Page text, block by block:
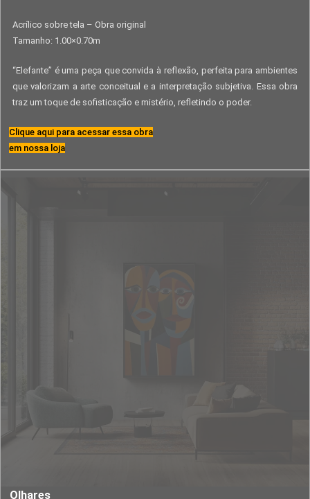
Acrílico sobre tela – Obra original
Tamanho: 1.00×0.70m
“Elefante” é uma peça que convida à reflexão, perfeita para ambientes
que valorizam a arte conceitual e a interpretação subjetiva. Essa obra
traz um toque de sofisticação e mistério, refletindo o poder.
Clique aqui para acessar essa obra
em nossa loja
Olhares